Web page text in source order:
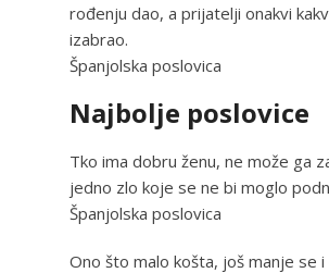
rođenju dao, a prijatelji onakvi
izabrao.
Španjolska poslovica
Najbolje poslovice
Tko ima dobru ženu, ne može ga
jedno zlo koje se ne bi moglo
Španjolska poslovica
Ono što malo košta, još manje se i